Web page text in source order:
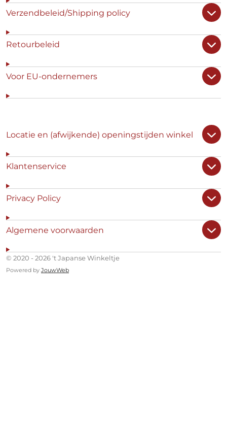
Verzendbeleid/Shipping policy
Retourbeleid
Voor EU-ondernemers
Locatie en (afwijkende) openingstijden winkel
Klantenservice
Privacy Policy
Algemene voorwaarden
© 2020 - 2026 't Japanse Winkeltje
Powered by JouwWeb